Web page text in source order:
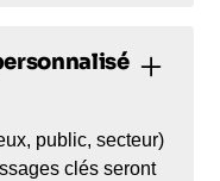
public, secteur)
clés seront